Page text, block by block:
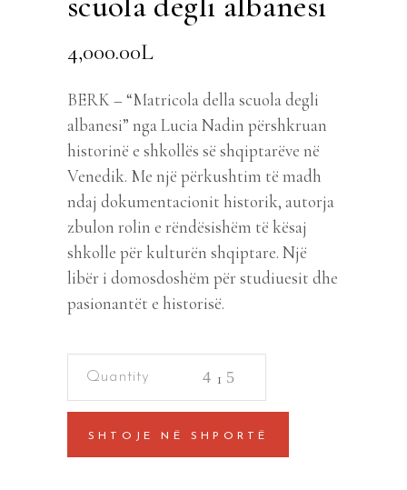
4,000.00L
BERK – “Matricola della scuola degli
albanesi” nga Lucia Nadin përshkruan
historinë e shkollës së shqiptarëve në
Venedik. Me një përkushtim të madh
ndaj dokumentacionit historik, autorja
zbulon rolin e rëndësishëm të kësaj
shkolle për kulturën shqiptare. Një
libër i domosdoshëm për studiuesit dhe
pasionantët e historisë.
scuola
degli
SHTOJE NË SHPORTË